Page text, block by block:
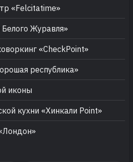
«Felcitatime»
Журавля»
«CheckPoint»
республика»
иконы
кухни «Хинкали Point»